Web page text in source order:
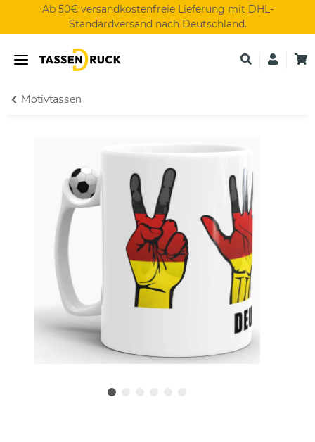
Ab 50€ versandkostenfreie Lieferung mit DHL-
Standardversand nach Deutschland.
Motivtassen